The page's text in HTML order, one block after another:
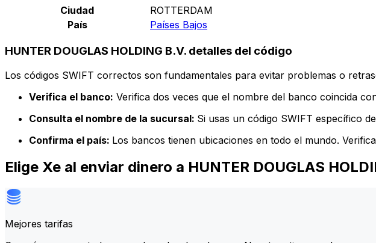
Ciudad
ROTTERDAM
País
Países Bajos
HUNTER DOUGLAS HOLDING B.V. detalles del código
Los códigos SWIFT correctos son fundamentales para evitar problemas o
Verifica el banco: Verifica dos veces que el nombre del banco coincida
Consulta el nombre de la sucursal: Si usas un código SWIFT específico
Confirma el país: Los bancos tienen ubicaciones en todo el mundo.
Elige Xe al enviar dinero a HUNTER DOUGLAS
Mejores tarifas